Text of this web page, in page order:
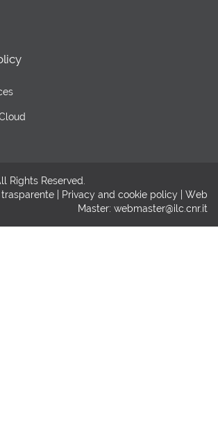
Rights Reserved.
Privacy and cookie policy | Web
Master: webmaster@ilc.cnr.it